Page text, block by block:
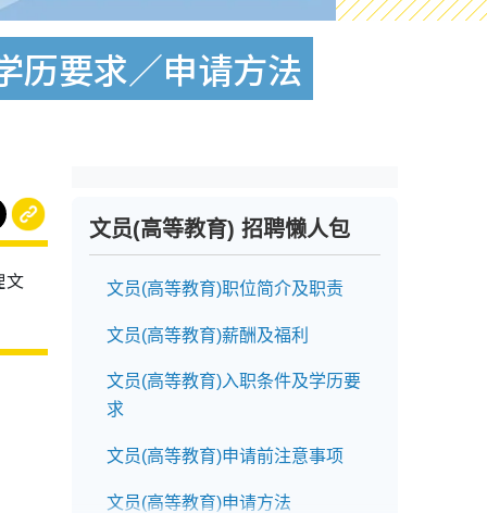
历要求／申请方法
文
文员(高等教育) 招聘懒人包
文员(高等教育)职位简介及职责
文员(高等教育)薪酬及福利
文员(高等教育)入职条件及学历要
求
文员(高等教育)申请前注意事项
文员(高等教育)申请方法